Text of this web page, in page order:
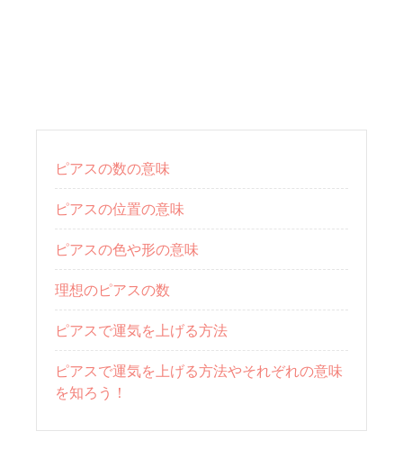
ピアスの数の意味
ピアスの位置の意味
ピアスの色や形の意味
理想のピアスの数
ピアスで運気を上げる方法
ピアスで運気を上げる方法やそれぞれの意味
を知ろう！